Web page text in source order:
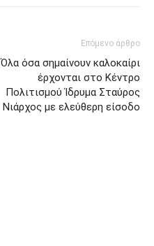
Επόμενο άρθρο
Όλα όσα σημαίνουν καλοκαίρι
έρχονται στο Κέντρο
Πολιτισμού Ίδρυμα Σταύρος
Νιάρχος με ελεύθερη είσοδο